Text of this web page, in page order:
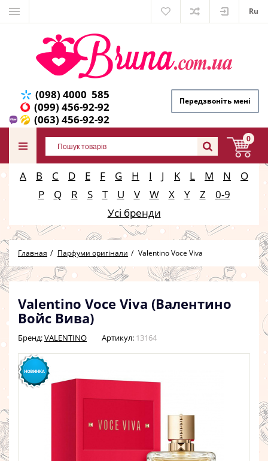
Ru
(098) 4000 585
(099) 456-92-92
(063) 456-92-92
Передзвоніть мені
0
A B C D E F G H I J K L M N
O
P
Q R S T U V W X Y Z
0-9
Усі бренди
Главная Парфуми оригінали Valentino Voce Viva
Valentino Voce Viva (Валентино
Войс Вива)
Бренд:VALENTINO Артикул: 13164